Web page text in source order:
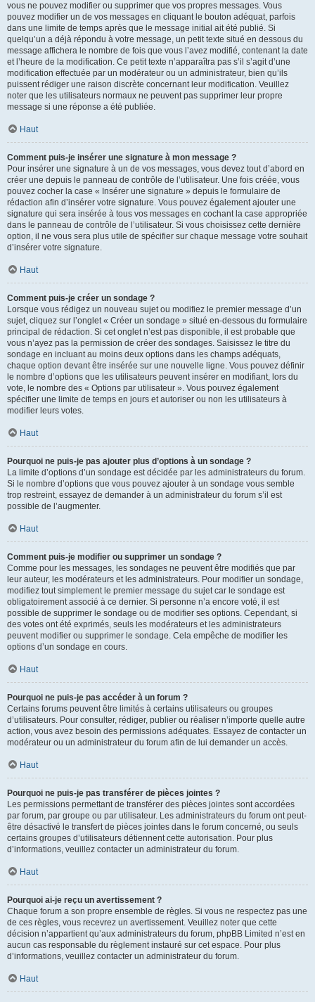
vous ne pouvez modifier ou supprimer que vos propres messages. Vous
pouvez modifier un de vos messages en cliquant le bouton adéquat, parfois
dans une limite de temps après que le message initial ait été publié. Si
quelqu’un a déjà répondu à votre message, un petit texte situé en dessous du
message affichera le nombre de fois que vous l’avez modifié, contenant la date
et l’heure de la modification. Ce petit texte n’apparaîtra pas s’il s’agit d’une
modification effectuée par un modérateur ou un administrateur, bien qu’ils
puissent rédiger une raison discrète concernant leur modification. Veuillez
noter que les utilisateurs normaux ne peuvent pas supprimer leur propre
message si une réponse a été publiée.
Haut
Comment puis-je insérer une signature à mon message ?
Pour insérer une signature à un de vos messages, vous devez tout d’abord en
créer une depuis le panneau de contrôle de l’utilisateur. Une fois créée, vous
pouvez cocher la case « Insérer une signature » depuis le formulaire de
rédaction afin d’insérer votre signature. Vous pouvez également ajouter une
signature qui sera insérée à tous vos messages en cochant la case appropriée
dans le panneau de contrôle de l’utilisateur. Si vous choisissez cette dernière
option, il ne vous sera plus utile de spécifier sur chaque message votre souhait
d’insérer votre signature.
Haut
Comment puis-je créer un sondage ?
Lorsque vous rédigez un nouveau sujet ou modifiez le premier message d’un
sujet, cliquez sur l’onglet « Créer un sondage » situé en-dessous du formulaire
principal de rédaction. Si cet onglet n’est pas disponible, il est probable que
vous n’ayez pas la permission de créer des sondages. Saisissez le titre du
sondage en incluant au moins deux options dans les champs adéquats,
chaque option devant être insérée sur une nouvelle ligne. Vous pouvez définir
le nombre d’options que les utilisateurs peuvent insérer en modifiant, lors du
vote, le nombre des « Options par utilisateur ». Vous pouvez également
spécifier une limite de temps en jours et autoriser ou non les utilisateurs à
modifier leurs votes.
Haut
Pourquoi ne puis-je pas ajouter plus d’options à un sondage ?
La limite d’options d’un sondage est décidée par les administrateurs du forum.
Si le nombre d’options que vous pouvez ajouter à un sondage vous semble
trop restreint, essayez de demander à un administrateur du forum s’il est
possible de l’augmenter.
Haut
Comment puis-je modifier ou supprimer un sondage ?
Comme pour les messages, les sondages ne peuvent être modifiés que par
leur auteur, les modérateurs et les administrateurs. Pour modifier un sondage,
modifiez tout simplement le premier message du sujet car le sondage est
obligatoirement associé à ce dernier. Si personne n’a encore voté, il est
possible de supprimer le sondage ou de modifier ses options. Cependant, si
des votes ont été exprimés, seuls les modérateurs et les administrateurs
peuvent modifier ou supprimer le sondage. Cela empêche de modifier les
options d’un sondage en cours.
Haut
Pourquoi ne puis-je pas accéder à un forum ?
Certains forums peuvent être limités à certains utilisateurs ou groupes
d’utilisateurs. Pour consulter, rédiger, publier ou réaliser n’importe quelle autre
action, vous avez besoin des permissions adéquates. Essayez de contacter un
modérateur ou un administrateur du forum afin de lui demander un accès.
Haut
Pourquoi ne puis-je pas transférer de pièces jointes ?
Les permissions permettant de transférer des pièces jointes sont accordées
par forum, par groupe ou par utilisateur. Les administrateurs du forum ont peut-
être désactivé le transfert de pièces jointes dans le forum concerné, ou seuls
certains groupes d’utilisateurs détiennent cette autorisation. Pour plus
d’informations, veuillez contacter un administrateur du forum.
Haut
Pourquoi ai-je reçu un avertissement ?
Chaque forum a son propre ensemble de règles. Si vous ne respectez pas une
de ces règles, vous recevrez un avertissement. Veuillez noter que cette
décision n’appartient qu’aux administrateurs du forum, phpBB Limited n’est en
aucun cas responsable du règlement instauré sur cet espace. Pour plus
d’informations, veuillez contacter un administrateur du forum.
Haut